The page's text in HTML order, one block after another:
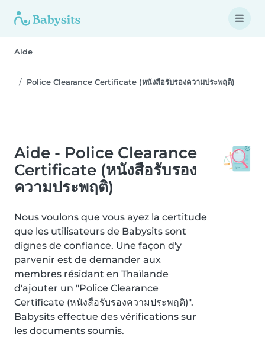
Aide
Police Clearance Certificate (หนังสือรับรองความประพฤติ)
Aide - Police Clearance
Certificate (หนังสือรับรอง
ความประพฤติ)
Nous voulons que vous ayez la certitude
que les utilisateurs de Babysits sont
dignes de confiance. Une façon d'y
parvenir est de demander aux
membres résidant en Thaïlande
d'ajouter un "Police Clearance
Certificate (หนังสือรับรองความประพฤติ)".
Babysits effectue des vérifications sur
les documents soumis.